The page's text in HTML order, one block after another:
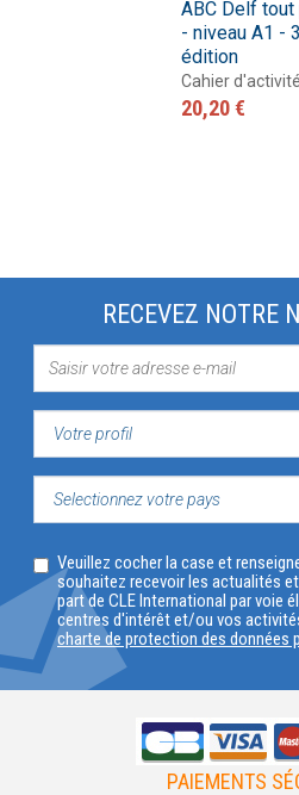
ABC Delf
- niveau A1 -
édition
Cahier
20,20 €
RECEVEZ NOTRE
VOTRE
PROFIL
VOTRE
PAYS
Veuillez cocher la case et
souhaitez recevoir les actualités
part de CLE International par voie
centres d'intérêt et/ou vos
charte de protection des données
PAIEMENTS